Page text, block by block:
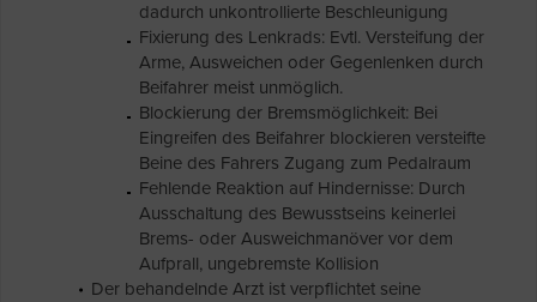
dadurch unkontrollierte Beschleunigung
Fixierung des Lenkrads: Evtl. Versteifung der
Arme, Ausweichen oder Gegenlenken durch
Beifahrer meist unmöglich.
Blockierung der Bremsmöglichkeit: Bei
Eingreifen des Beifahrer blockieren versteifte
Beine des Fahrers Zugang zum Pedalraum
Fehlende Reaktion auf Hindernisse: Durch
Ausschaltung des Bewusstseins keinerlei
Brems- oder Ausweichmanöver vor dem
Aufprall, ungebremste Kollision
Der behandelnde Arzt ist verpflichtet seine